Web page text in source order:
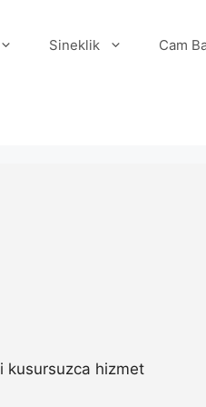
Sineklik Cam
kusursuzca hizmet